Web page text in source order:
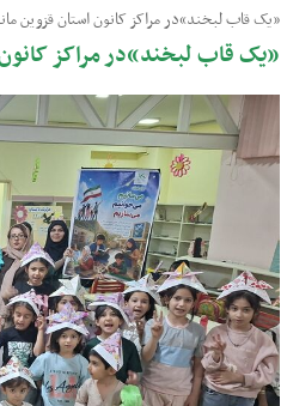
«یک قاب لبخند»در مراکز کانون استان قزوین
«یک قاب لبخند»در مراکز